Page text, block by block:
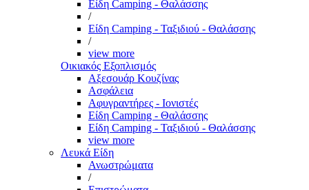
Είδη Camping - Θαλάσσης
/
Είδη Camping - Ταξιδιού - Θαλάσσης
/
view more
Οικιακός Εξοπλισμός
Αξεσουάρ Κουζίνας
Ασφάλεια
Αφυγραντήρες - Ιονιστές
Είδη Camping - Θαλάσσης
Είδη Camping - Ταξιδιού - Θαλάσσης
view more
Λευκά Είδη
Ανωστρώματα
/